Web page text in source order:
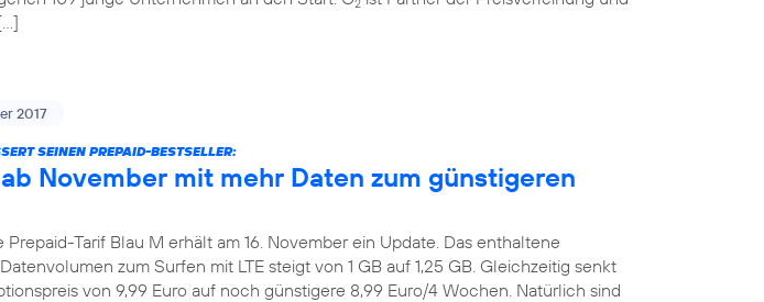
2
2017
SEINEN PREPAID-BESTSELLER:
November mit mehr Daten zum günstigeren
Prepaid-Tarif Blau M erhält am 16. November ein Update. Das enthaltene
zum Surfen mit LTE steigt von 1 GB auf 1,25 GB. Gleichzeitig senkt
von 9,99 Euro auf noch günstigere 8,99 Euro/4 Wochen. Natürlich sind